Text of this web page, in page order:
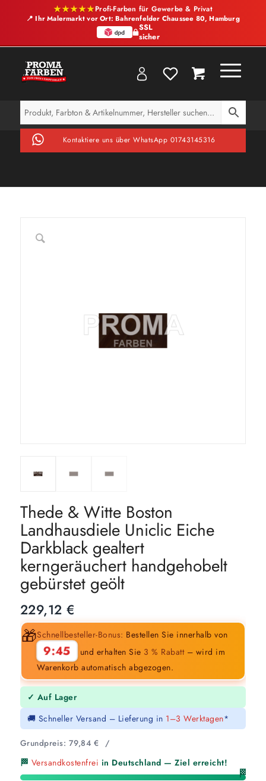
★★★★★Profi-Farben für Gewerbe & Privat
📍 Ihr Malermarkt vor Ort: Bahrenfelder Chaussee 80, Hamburg
SSL
sicher
Kontaktiere uns über WhatsApp 01743145316
Thede & Witte Boston
Landhausdiele Uniclic Eiche
Darkblack gealtert
kerngeräuchert handgehobelt
gebürstet geölt
229,12€
🎁Schnellbesteller-Bonus: Bestellen Sie innerhalb von
9:43 und erhalten Sie 3 % Rabatt– wird im
Warenkorb automatisch abgezogen.
✓ Auf Lager
🚚 Schneller Versand – Lieferung in 1–3 Werktagen*
Grundpreis: 79,84 € /
🏁 Versandkostenfrei in Deutschland — Ziel erreicht!
🏁